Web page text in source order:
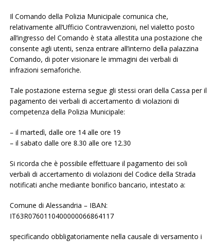
Il Comando della Polizia Municipale comunica che,
relativamente all’Ufficio Contravvenzioni, nel vialetto posto
all’ingresso del Comando è stata allestita una postazione che
consente agli utenti, senza entrare all’interno della palazzina
Comando, di poter visionare le immagini dei verbali di
infrazioni semaforiche.
Tale postazione esterna segue gli stessi orari della Cassa per il
pagamento dei verbali di accertamento di violazioni di
competenza della Polizia Municipale:
– il martedì, dalle ore 14 alle ore 19
– il sabato dalle ore 8.30 alle ore 12.30
Si ricorda che è possibile effettuare il pagamento dei soli
verbali di accertamento di violazioni del Codice della Strada
notificati anche mediante bonifico bancario, intestato a:
Comune di Alessandria – IBAN:
IT63R0760110400000066864117
specificando obbligatoriamente nella causale di versamento i